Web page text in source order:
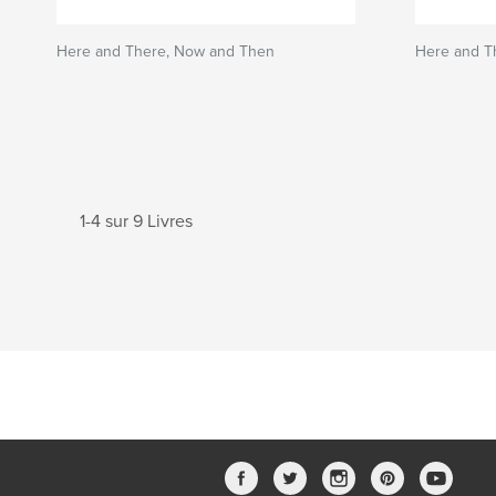
Here and There, Now and Then Here and
1-4 sur 9 Livres